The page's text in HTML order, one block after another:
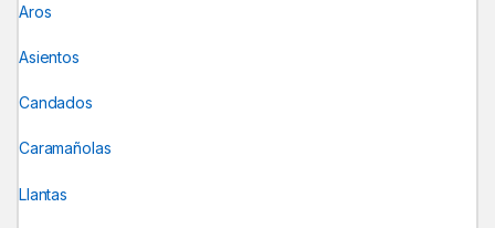
Aros
Asientos
Candados
Caramañolas
Llantas